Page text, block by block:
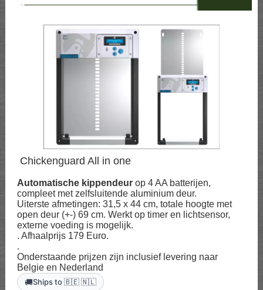
--
Chickenguard All in one
Automatische kippendeur op 4 AA batterijen,
compleet met zelfsluitende aluminium deur.
Uiterste afmetingen: 31,5 x 44 cm, totale hoogte met
open deur (+-) 69 cm. Werkt op timer en lichtsensor,
externe voeding is mogelijk.
. Afhaalprijs 179 Euro.
.
Onderstaande prijzen zijn inclusief levering naar
Belgie en Nederland
🚚Ships to 🇧🇪 🇳🇱